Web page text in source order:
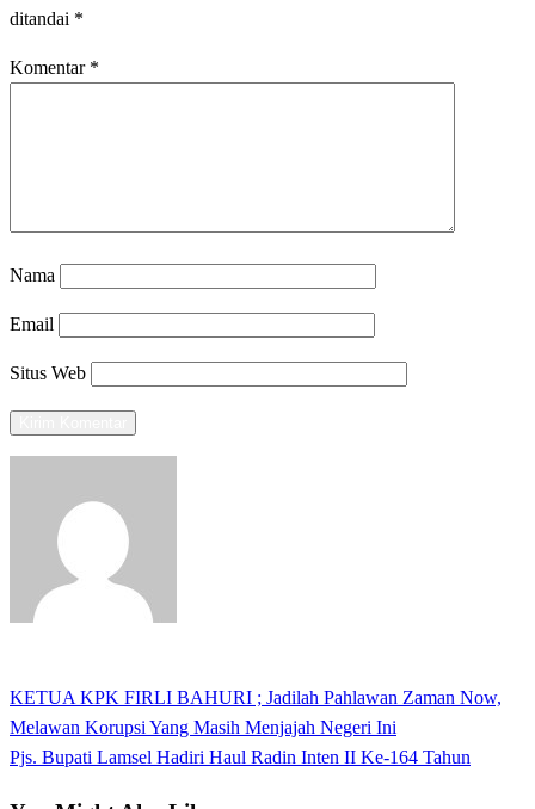
ditandai *
Komentar *
Nama
Email
Situs Web
Navigasi
pos
Previous
Post
KETUA KPK FIRLI BAHURI ; Jadilah Pahlawan Zaman Now,
Melawan Korupsi Yang Masih Menjajah Negeri Ini
Next
Pjs. Bupati Lamsel Hadiri Haul Radin Inten II Ke-164 Tahun